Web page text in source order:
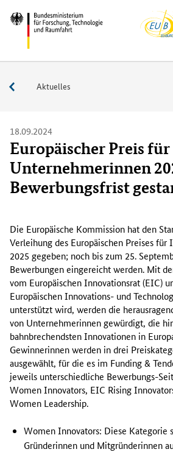
Direkt
zum
Inhalt
(Eingabetaste)
Direkt
zum
Hauptmenu
(Eingabetaste)
Direkt
zur
Suche
(Eingabetaste)
Direkt
zur
Fußleiste
(Enter)
Bundesministerium
Technologie
Buero
Service
Aktuelles
18.09.2024
Europäischer Preis
Unternehmerinnen
Bewerbungsfrist
i
t
d
e
r
I
n
i
t
i
a
t
i
v
Die Europäische Kommission hat den
Verleihung des Europäischen Preises für
2025 gegeben; noch bis zum 25.
Bewerbungen eingereicht werden. Mit
vom Europäischen Innovationsrat (EIC)
Europäischen Innovations- und
unterstützt wird, werden die
von Unternehmerinnen gewürdigt, die
bahnbrechendsten Innovationen in
Gewinnerinnen werden in drei
ausgewählt, für die es im Funding &
jeweils unterschiedliche Bewerbungs-
Women Innovators, EIC Rising
Women Leadership.
Women Innovators: Diese Kategorie
Gründerinnen und Mitgründerinnen